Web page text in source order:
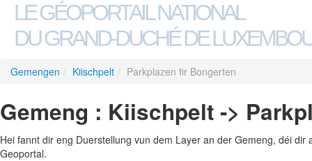
LE GÉOPORTAIL NATIONAL
DU GRAND-DUCHÉ DE
Gemengen / Kiischpelt / Parkplazen fir Bongerten
Gemeng : Kiischpelt ->
Hei fannt dir eng Duerstellung vun dem Layer an der Gemeng, déi
Geoportal.